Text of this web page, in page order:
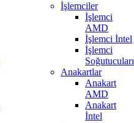
İşlemciler
İşlemci
AMD
İşlemci İntel
İşlemci
Soğutucuları
Anakartlar
Anakart
AMD
Anakart
İntel